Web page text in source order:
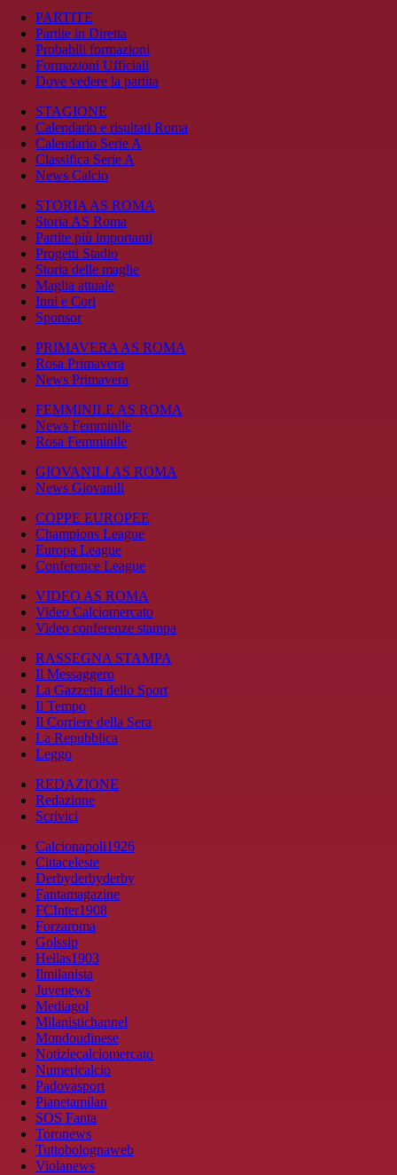
PARTITE
Partite in Diretta
Probabili formazioni
Formazioni Ufficiali
Dove vedere la partita
STAGIONE
Calendario e risultati Roma
Calendario Serie A
Classifica Serie A
News Calcio
STORIA AS ROMA
Storia AS Roma
Partite più importanti
Progetti Stadio
Storia delle maglie
Maglia attuale
Inni e Cori
Sponsor
PRIMAVERA AS ROMA
Rosa Primavera
News Primavera
FEMMINILE AS ROMA
News Femminile
Rosa Femminile
GIOVANILI AS ROMA
News Giovanili
COPPE EUROPEE
Champions League
Europa League
Conference League
VIDEO AS ROMA
Video Calciomercato
Video conferenze stampa
RASSEGNA STAMPA
Il Messaggero
La Gazzetta dello Sport
Il Tempo
Il Corriere della Sera
La Repubblica
Leggo
REDAZIONE
Redazione
Scrivici
Calcionapoli1926
Cittaceleste
Derbyderbyderby
Fantamagazine
FCInter1908
Forzaroma
Golssip
Hellas1903
Ilmilanista
Juvenews
Mediagol
Milanistichannel
Mondoudinese
Notiziecalciomercato
Numericalcio
Padovasport
Pianetamilan
SOS Fanta
Toronews
Tuttobolognaweb
Violanews